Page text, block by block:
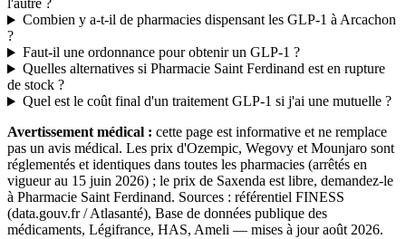
l'autre ?
Combien y a-t-il de pharmacies dispensant les GLP-1 à Arcachon
?
Faut-il une ordonnance pour obtenir un GLP-1 ?
Quelles alternatives si Pharmacie Saint Ferdinand est en rupture
de stock ?
Quel est le coût final d'un traitement GLP-1 si j'ai une mutuelle ?
Avertissement médical : cette page est informative et ne remplace
pas un avis médical. Les prix d'Ozempic, Wegovy et Mounjaro sont
réglementés et identiques dans toutes les pharmacies (arrêtés en
vigueur au 15 juin 2026) ; le prix de Saxenda est libre, demandez-le
à Pharmacie Saint Ferdinand. Sources : référentiel FINESS
(data.gouv.fr / Atlasanté), Base de données publique des
médicaments, Légifrance, HAS, Ameli — mises à jour août 2026.